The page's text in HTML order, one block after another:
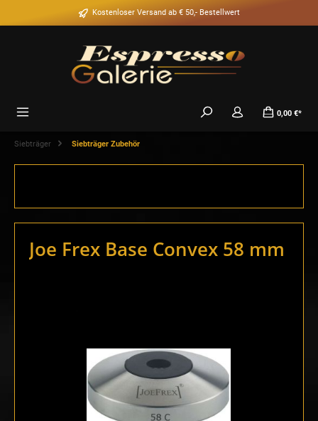
Kostenloser Versand ab € 50,- Bestellwert
0,00 €*
Siebträger Siebträger Zubehör
Joe Frex Base Convex 58 mm
Bildergalerie überspringen